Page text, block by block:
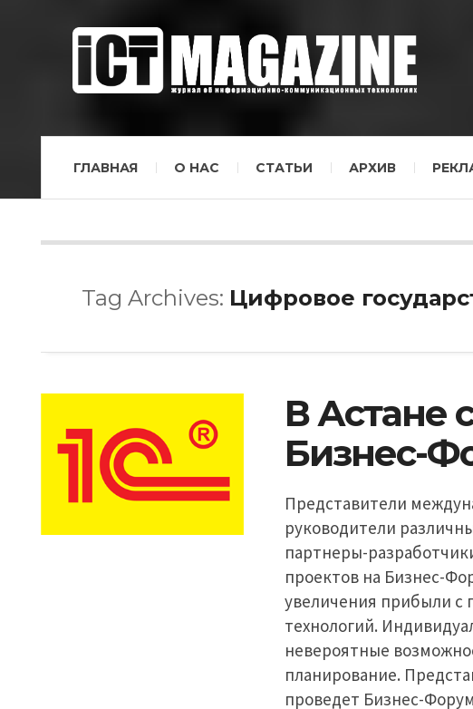
ГЛАВНАЯ О НАС СТАТЬИ АРХИВ
Tag Archives: Цифровое
В Астане
Бизнес-
Представители
руководители
партнеры-
проектов на Бизнес-
увеличения прибыли
технологий.
невероятные
планирование.
проведет Бизнес-